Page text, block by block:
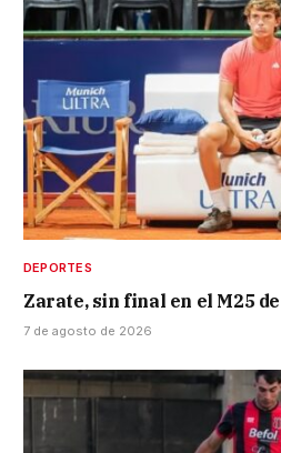
DEPORTES
Zarate, sin final en el M25
7 de agosto de 2026